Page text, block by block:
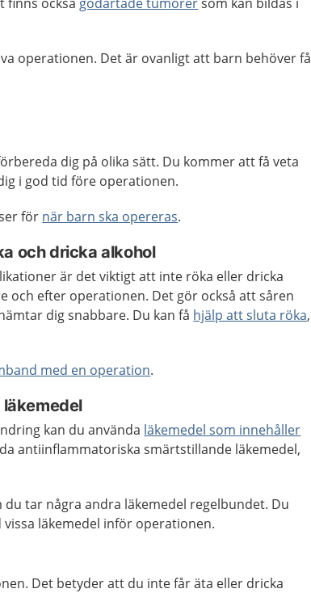
operationen. Det är ovanligt att barn behöver få
dig på olika sätt. Du kommer att få veta
i god tid före operationen.
för när barn ska opereras.
och dricka alkohol
är det viktigt att inte röka eller dricka
och efter operationen. Det gör också att såren
dig snabbare. Du kan få hjälp att sluta röka,
med en operation.
kan du använda läkemedel som innehåller
antiinflammatoriska smärtstillande läkemedel,
tar några andra läkemedel regelbundet. Du
läkemedel inför operationen.
Det betyder att du inte får äta eller dricka